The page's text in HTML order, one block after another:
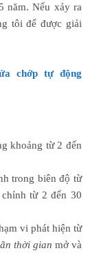
năm. Nếu xảy ra
tôi để được giải
chớp tự động
khoảng từ 2 đến
trong biên độ từ
từ 2 đến 30
vi phát hiện từ
thời gian mở và